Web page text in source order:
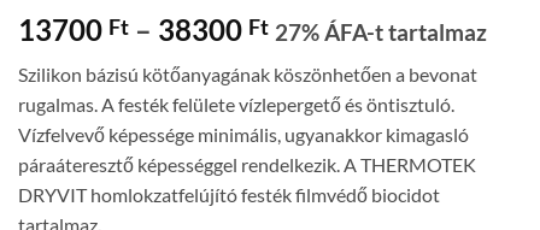
13700 Ft – 38300 FtÁrtartomány:
13700 Ft
-
38300 Ft
27% ÁFA-t tartalmaz
Szilikon bázisú kötőanyagának köszönhetően a bevonat
rugalmas. A festék felülete vízlepergető és öntisztuló.
Vízfelvevő képessége minimális, ugyanakkor kimagasló
páraáteresztő képességgel rendelkezik. A THERMOTEK
DRYVIT homlokzatfelújító festék filmvédő biocidot
tartalmaz.